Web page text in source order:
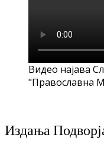
Видео најава
"Православна
Издања